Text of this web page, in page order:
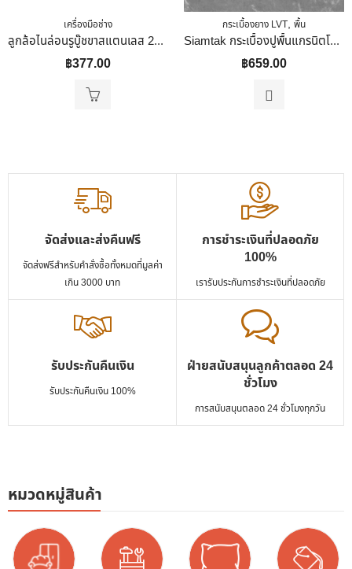
เครื่องมือช่าง
ลูกล้อไนล่อนรูบู๊ชขาสแตนเลส 2นิ้ว(50มม) รับน้ำหนัก 35-53 กก. รุ่นCompact ยี่ห้อ Pareo พรอมส่ง สแตนเลส 2 นิ้ว แป้นหมุน
฿377.00
กระเบื้องยาง LVT, พื้น
Siamtak กระเบื้องปูพื้นแกรนิตโต้ ทั่งภายใน ภายนอก รุ่น EDK-MA66-6151 60×60
฿659.00
จัดส่งและส่งคืนฟรี
จัดส่งฟรีสำหรับคำสั่งซื้อทั้งหมดที่มูลค่า
เกิน 3000 บาท
การชำระเงินที่ปลอดภัย
100%
เรารับประกันการชำระเงินที่ปลอดภัย
รับประกันคืนเงิน
รับประกันคืนเงิน 100%
ฝ่ายสนับสนุนลูกค้าตลอด 24
ชั่วโมง
การสนับสนุนตลอด 24 ชั่วโมงทุกวัน
หมวดหมู่สินค้า